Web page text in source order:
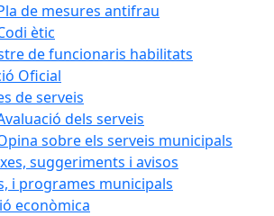
de mesures antifrau
ètic
de funcionaris habilitats
Oficial
de serveis
dels serveis
sobre els serveis municipals
suggeriments i avisos
i programes municipals
econòmica